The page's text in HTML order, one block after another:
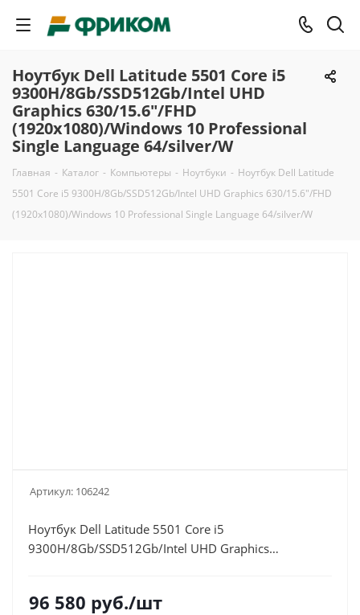
Ноутбук Dell Latitude 5501 Core i5
9300H/8Gb/SSD512Gb/Intel UHD
Graphics 630/15.6"/FHD
(1920x1080)/Windows 10 Professional
Single Language 64/silver/W
Главная - Каталог - Компьютеры - Ноутбуки - Ноутбук Dell Latitude
5501 Core i5 9300H/8Gb/SSD512Gb/Intel UHD Graphics 630/15.6"/FHD
(1920x1080)/Windows 10 Professional Single Language 64/silver/W
Артикул: 106242
Ноутбук Dell Latitude 5501 Core i5
9300H/8Gb/SSD512Gb/Intel UHD Graphics
96 580 руб./шт